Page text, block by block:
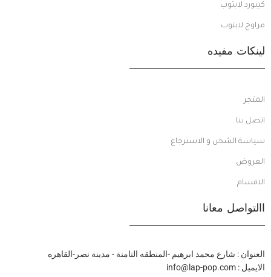
كيبورد لابتوب
مراوح لابتوب
لينكات مفيده
المتجر
اتصل بنا
سياسة الشحن و الاسترجاع
العروض
الاقسام
االتواصل معانا
العنوان : شارع محمد ابرهيم -المنطقه التامنة - مدينة نصر-القاهره
الايميل : info@lap-pop.com